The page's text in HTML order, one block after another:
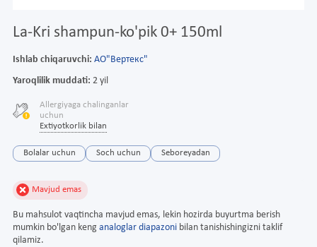
La-Kri shampun-ko'pik 0+ 150ml
Ishlab chiqaruvchi: АО"Вертекс"
Yaroqlilik muddati: 2 yil
Allergiyaga chalinganlar
uchun
Extiyotkorlik bilan
Bolalar uchun Soch uchun Seboreyadan
Mavjud emas
Bu mahsulot vaqtincha mavjud emas, lekin hozirda buyurtma berish
mumkin bo'lgan keng analoglar diapazoni bilan tanishishingizni taklif
qilamiz.